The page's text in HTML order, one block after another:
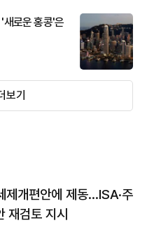
새로운 홍콩'은
보기
제개편안에 제동…ISA·주
재검토 지시